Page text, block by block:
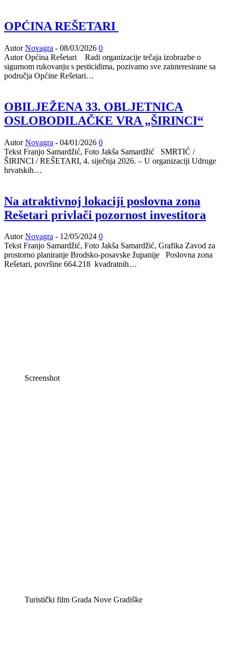
OPĆINA REŠETARI
Autor Novagra - 08/03/2026 0
Autor Općina Rešetari Radi organizacije tečaja izobrazbe o
sigurnom rukovanju s pesticidima, pozivamo sve zainteresirane sa
područja Općine Rešetari…
OBILJEŽENA 33. OBLJETNICA
OSLOBODILAČKE VRA „ŠIRINCI“
Autor Novagra - 04/01/2026 0
Tekst Franjo Samardžić, Foto Jakša Samardžić SMRTIĆ /
ŠIRINCI / REŠETARI, 4. siječnja 2026. – U organizaciji Udruge
hrvatskih…
Na atraktivnoj lokaciji poslovna zona
Rešetari privlači pozornost investitora
Autor Novagra - 12/05/2024 0
Tekst Franjo Samardžić, Foto Jakša Samardžić, Grafika Zavod za
prostorno planiranje Brodsko-posavske županije Poslovna zona
Rešetari, površine 664.218 kvadratnih…
Screenshot
Turistički film Grada Nove Gradiške